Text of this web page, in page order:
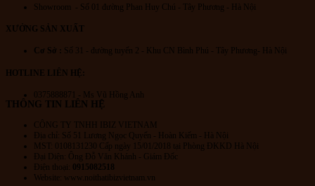
Showroom - Số 01 đường Phan Huy Chú - Tây Phương - Hà Nội
XƯỞNG SẢN XUẤT
Cơ Sở : Số 31 - đường tuyến 2 - Khu CN Bình Phú - Tây Phương- Hà Nội
HOTLINE LIÊN HỆ:
0375888871 - Ms Vũ Hồng Anh
THÔNG TIN LIÊN HỆ
CÔNG TY TNHH IBIZ VIETNAM
Địa chỉ: Số 51 Lương Ngọc Quyến - Hoàn Kiếm - Hà Nội
MST: 0108131230 Cấp ngày 15/01/2018 tại Phòng ĐKKD Hà Nội
Đại Diện: Ông Đỗ Văn Khánh - Giám Đốc
Điện thoại:
0915082518
Website: www.noithatibizvietnam.vn